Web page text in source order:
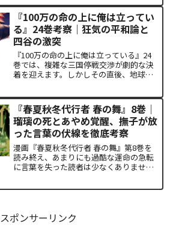
ドの裏側で、本作最大のミステリーであ
った「アルクの正体」と...
『100万の命の上に俺は立ってい
る』24巻考察｜狂気の平和論と
四谷の激突
『100万の命の上に俺は立っている』24
巻では、複雑な三国停戦交渉が劇的な決
着を迎えます。しかしその直後、地球を
ち塞がります。彼が主張する「狂気の平
和論」と四谷友助たち...
『春夏秋冬代行者 春の舞』8巻｜
瑠璃の死とあやめ覚醒、撫子が放
った言葉の伏線を徹底考察
漫画『春夏秋冬代行者 春の舞』第8巻を
読み終え、あまりにも過酷な運命の急転
に言葉を失った読者は少なくありませ
スポンサーリンク